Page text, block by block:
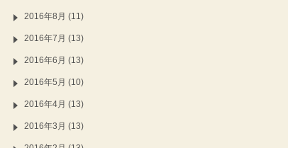
2016年8月 (11)
2016年7月 (13)
2016年6月 (13)
2016年5月 (10)
2016年4月 (13)
2016年3月 (13)